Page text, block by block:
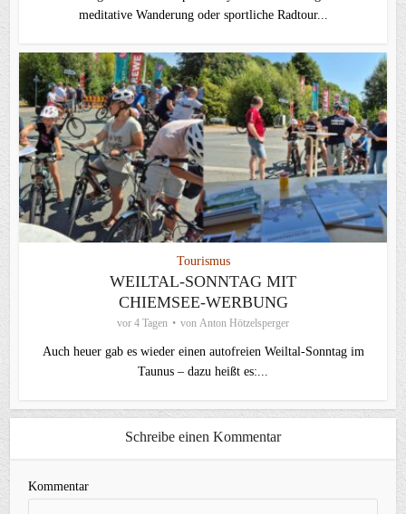
meditative Wanderung oder sportliche Radtour...
Tourismus
WEILTAL-SONNTAG MIT
CHIEMSEE-WERBUNG
vor 4 Tagen von Anton Hötzelsperger
Auch heuer gab es wieder einen autofreien Weiltal-Sonntag im
Taunus – dazu heißt es:...
Schreibe einen Kommentar
Kommentar